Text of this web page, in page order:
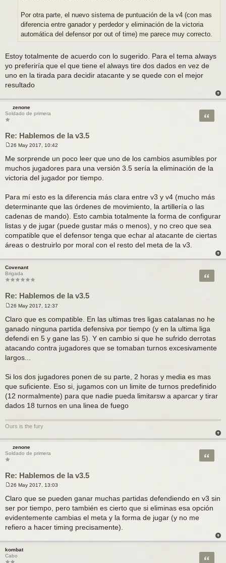
Por otra parte, el nuevo sistema de puntuación de la v4 (con mas
diferencia entre ganador y perdedor y eliminación de la victoria
automática del defensor por out of time) me parece muy correcto.
Estoy totalmente de acuerdo con lo sugerido. Para el tema always
yo preferiría que el que tiene el always tire dos dados en vez de
uno en la tirada para decidir atacante y se quede con el mejor
resultado
zenone
Soldado de primera
Re: Hablemos de la v3.5
Citar
n
s
j
26 May 2017, 10:42
Me sorprende un poco leer que uno de los cambios asumibles por
muchos jugadores para una versión 3.5 sería la eliminación de la
victoria del jugador por tiempo.
Para mí esto es la diferencia más clara entre v3 y v4 (mucho más
determinante que las órdenes de movimiento, la artillería o las
cadenas de mando). Esto cambia totalmente la forma de configurar
listas y de jugar (puede gustar más o menos), y no creo que sea
compatible que el defensor tenga que echar al atacante de ciertas
áreas o destruirlo por moral con el resto del meta de la v3.
Covenant
Brigada
Re: Hablemos de la v3.5
Citar
e
n
s
j
e
26 May 2017, 12:37
Claro que es compatible. En las ultimas tres ligas catalanas no he
ganado ninguna partida defensiva por tiempo (y en la ultima liga
defendi en 5 y gane las 5). Y en cambio si que he sufrido derrotas
atacando contra jugadores que se tomaban turnos excesivamente
largos...
Si los dos jugadores ponen de su parte, 2 horas y media es mas
que suficiente. Eso si, jugamos con un limite de turnos predefinido
(12 normalmente) para que nadie pueda limitarsw a aparcar y tirar
dados 18 turnos en una linea de fuego
Ours is the fury
zenone
Soldado de primera
Re: Hablemos de la v3.5
Citar
e
n
s
j
e
26 May 2017, 13:03
Claro que se pueden ganar muchas partidas defendiendo en v3 sin
ser por tiempo, pero también es cierto que si eliminas esa opción
evidentemente cambias el meta y la forma de jugar (y no me
refiero a hacer timing precisamente).
kombat
Cabo
Citar